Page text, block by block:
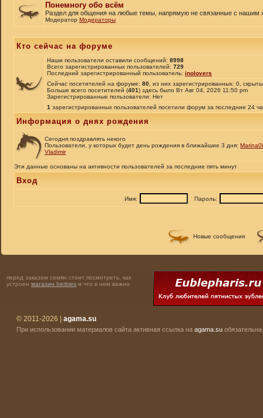
Понемногу обо всём
Раздел для общения на любые темы, напрямую не связанные с нашим
Модератор Модераторы
Кто сейчас на форуме
Наши пользователи оставили сообщений: 8998
Всего зарегистрированных пользователей: 729
Последний зарегистрированный пользователь: inolovers
Сейчас посетителей на форуме: 80 , из них зарегистрированных: 0,
Больше всего посетителей (401) здесь было Вт Авг 04, 2026 11:50 pm
Зарегистрированные пользователи: Нет
1 зарегистрированных пользователей посетили форум за последние 24
Информация о днях рождения
Сегодня поздравлять некого
Пользователи, у которых будет день рождения в ближайшие 3 дня:
Vladimir
Эти данные основаны на активности пользователей за последние пять минут
Вход
Имя: Пароль:
Новые сообщения
перед заказом семян стоит посмотреть, как
устроен магазин herbies и что в нем важно
© 2011-2026 | agama.su
При использовании материалов сайта активная ссылка на agama.su обязательна.